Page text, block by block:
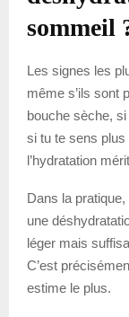
sommeil
Les signes les
même s’ils sont
bouche sèche,
si tu te sens plus
l’hydratation
Dans la
une
léger mais
C’est
estime le plus.